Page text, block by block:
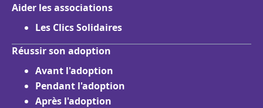
Aider les associations
Les Clics Solidaires
Réussir son adoption
Avant l'adoption
Pendant l'adoption
Après l'adoption